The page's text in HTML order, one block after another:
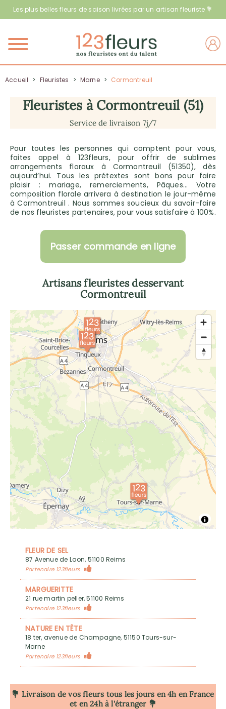
Les plus belles fleurs de saison livrées par un artisan fleuriste 💐
Menu
Accueil > Fleuristes > Marne > Cormontreuil
Fleuristes à Cormontreuil (51)
Service de livraison 7j/7
Pour toutes les personnes qui comptent pour vous,
faites appel à 123fleurs, pour offrir de sublimes
arrangements floraux à Cormontreuil (51350), dès
aujourd’hui. Tous les prétextes sont bons pour faire
plaisir : mariage, remerciements, Pâques… Votre
composition florale arrivera à destination le jour-même
à Cormontreuil . Nous sommes soucieux du savoir-faire
de nos fleuristes partenaires, pour vous satisfaire à 100%.
Passer commande en ligne
Artisans fleuristes desservant
Cormontreuil
FLEUR DE SEL
87 Avenue de Laon, 51100 Reims
Partenaire 123fleurs
MARGUERITTE
21 rue martin peller, 51100 Reims
Partenaire 123fleurs
NATURE EN TÊTE
18 ter, avenue de Champagne, 51150 Tours-sur-
Marne
Partenaire 123fleurs
💐 Livraison de vos fleurs tous les jours en 4h en France
et en 24h à l'étranger 💐